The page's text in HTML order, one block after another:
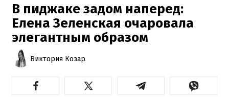
В пиджаке задом наперед:
Елена Зеленская очаровала
элегантным образом
Виктория Козар